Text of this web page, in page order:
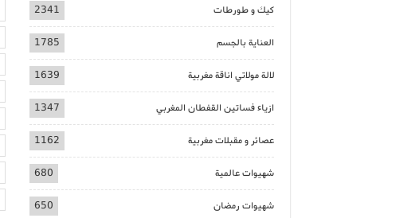
كيك و طورطات 2341
العناية بالجسم 1785
لالة مولاتي اناقة مغربية 1639
ازياء فساتين القفطان المغربي 1347
عصائر و مقبلات مغربية 1162
شهيوات عالمية 680
شهيوات رمضان 650